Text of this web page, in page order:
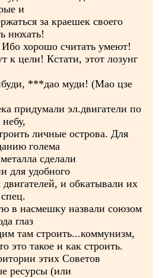
и
за краешек своего
нюхать!
хорошо считать умеют!
к цели! Кстати, этот лозунг
***дао муди! (Мао цзе
придумали эл.двигатели по
личные острова. Для
голема
сделали
для удобного
и обкатывали их
в насмешку назвали союзом
глаз
там строить...коммунизм,
это такое и как строить.
этих Советов
ресурсы (или